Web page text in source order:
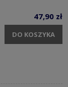
47,90 zł
DO KOSZYKA